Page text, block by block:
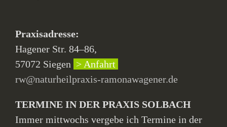
Praxisadresse:
Hagener Str. 84–86,
57072 Siegen > Anfahrt
rw@naturheilpraxis-ramonawagener.de
TERMINE IN DER PRAXIS SOLBACH
Immer mittwochs vergebe ich Termine in der